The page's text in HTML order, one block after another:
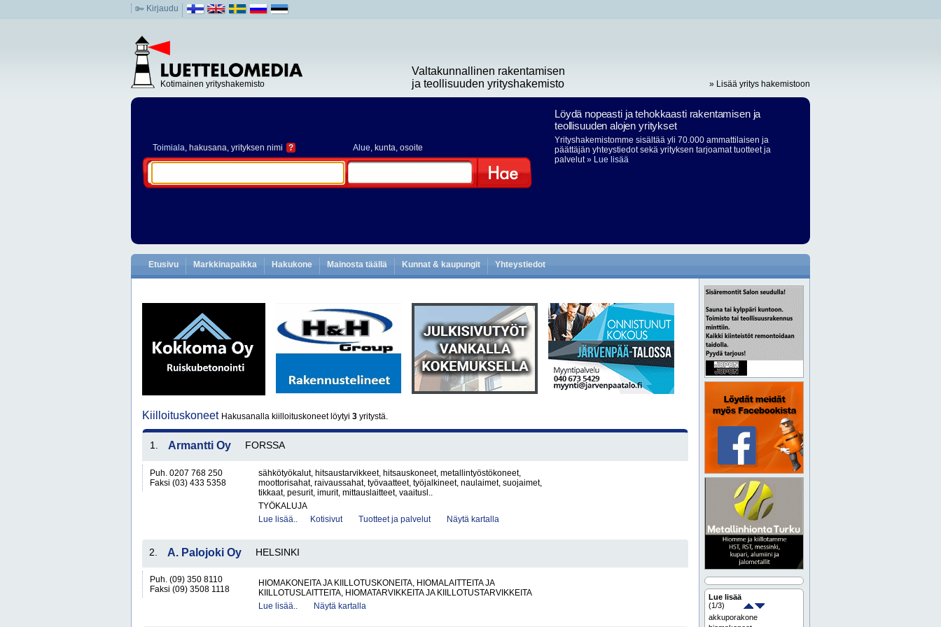
Kirjaudu
Kotimainen yrityshakemisto
Valtakunnallinen rakentamisen
ja teollisuuden yrityshakemisto
» Lisää yritys hakemistoon
Toimiala, hakusana, yrityksen nimi ? Alue, kunta, osoite
Löydä nopeasti ja tehokkaasti rakentamisen ja
teollisuuden alojen yritykset
Yrityshakemistomme sisältää yli 70.000 ammattilaisen ja
päättäjän yhteystiedot sekä yrityksen tarjoamat tuotteet ja
palvelut» Lue lisää
Etusivu Markkinapaikka Hakukone Mainosta täällä Kunnat & kaupungit Yhteystiedot
Kiilloituskoneet Hakusanalla kiilloituskoneet löytyi 3 yritystä.
1. Armantti Oy FORSSA
Puh. 0207 768 250
Faksi (03) 433 5358
sähkötyökalut, hitsaustarvikkeet, hitsauskoneet, metallintyöstökoneet,
moottorisahat, raivaussahat, työvaatteet, työjalkineet, naulaimet, suojaimet,
tikkaat, pesurit, imurit, mittauslaitteet, vaaitusl..
TYÖKALUJA
Lue lisää..
Kotisivut Tuotteet ja palvelut Näytä kartalla
2. A. Palojoki Oy HELSINKI
Puh. (09) 350 8110
Faksi (09) 3508 1118
HIOMAKONEITA JA KIILLOTUSKONEITA, HIOMALAITTEITA JA
KIILLOTUSLAITTEITA, HIOMATARVIKKEITA JA KIILLOTUSTARVIKKEITA
Lue lisää..
Näytä kartalla
Lue lisää
(1/3)
akkuporakone